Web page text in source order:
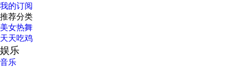
我的订阅
推荐分类
美女热舞
天天吃鸡
娱乐
音乐